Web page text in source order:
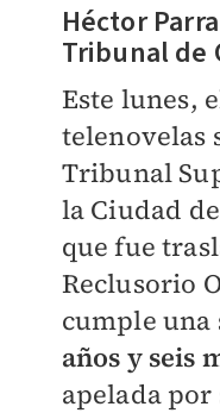
Héctor
Tribunal de
Este lunes,
telenovelas
Tribunal
la Ciudad
que fue
Reclusorio
cumple una
años y seis
apelada por